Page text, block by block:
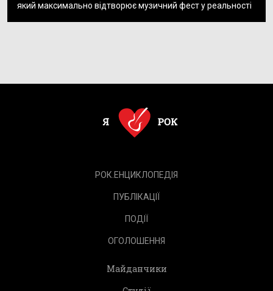
який максимально відтворює музичний фест у реальності
РОК.ЕНЦИКЛОПЕДІЯ
ПУБЛІКАЦІЇ
ПОДІЇ
ОГОЛОШЕННЯ
Майданчики